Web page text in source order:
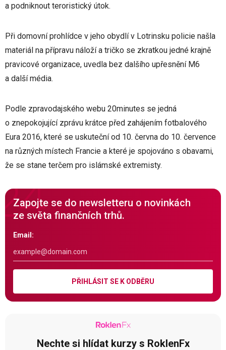
a podniknout teroristický útok.
Při domovní prohlídce v jeho obydlí v Lotrinsku policie našla
materiál na přípravu náloží a tričko se zkratkou jedné krajně
pravicové organizace, uvedla bez dalšího upřesnění M6
a další média.
Podle zpravodajského webu 20minutes se jedná
o znepokojující zprávu krátce před zahájením fotbalového
Eura 2016, které se uskuteční od 10. června do 10. července
na různých místech Francie a které je spojováno s obavami,
že se stane terčem pro islámské extremisty.
Zapojte se do newsletteru o novinkách
ze světa finančních trhů.
Email:
PŘIHLÁSIT SE K ODBĚRU
Nechte si hlídat kurzy s RoklenFx